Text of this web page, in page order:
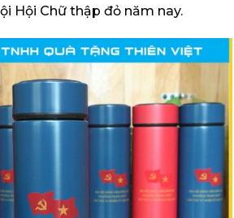
Hội Chữ thập đỏ năm nay.